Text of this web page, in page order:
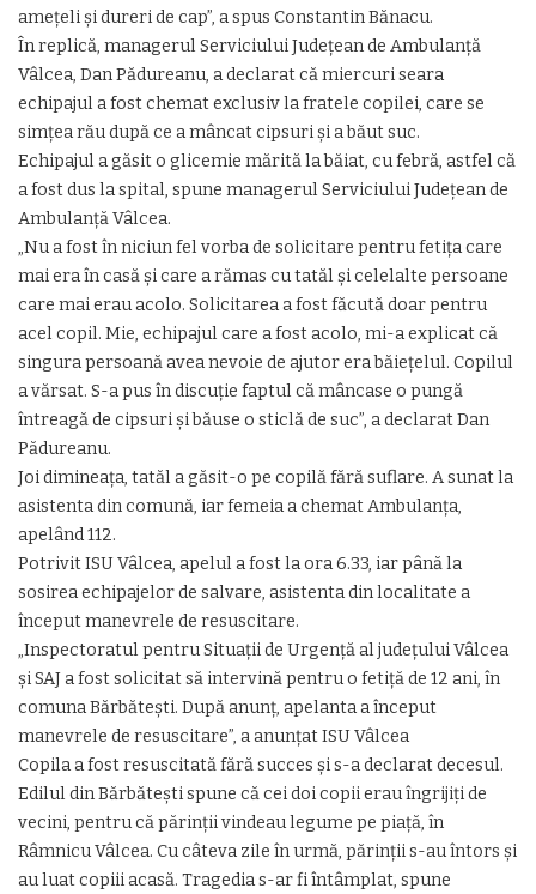
ameţeli şi dureri de cap”, a spus Constantin Bănacu.
În replică, managerul Serviciului Judeţean de Ambulanţă
Vâlcea, Dan Pădureanu, a declarat că miercuri seara
echipajul a fost chemat exclusiv la fratele copilei, care se
simţea rău după ce a mâncat cipsuri şi a băut suc.
Echipajul a găsit o glicemie mărită la băiat, cu febră, astfel că
a fost dus la spital, spune managerul Serviciului Judeţean de
Ambulanţă Vâlcea.
„Nu a fost în niciun fel vorba de solicitare pentru fetiţa care
mai era în casă şi care a rămas cu tatăl şi celelalte persoane
care mai erau acolo. Solicitarea a fost făcută doar pentru
acel copil. Mie, echipajul care a fost acolo, mi-a explicat că
singura persoană avea nevoie de ajutor era băieţelul. Copilul
a vărsat. S-a pus în discuţie faptul că mâncase o pungă
întreagă de cipsuri şi băuse o sticlă de suc”, a declarat Dan
Pădureanu.
Joi dimineaţa, tatăl a găsit-o pe copilă fără suflare. A sunat la
asistenta din comună, iar femeia a chemat Ambulanţa,
apelând 112.
Potrivit ISU Vâlcea, apelul a fost la ora 6.33, iar până la
sosirea echipajelor de salvare, asistenta din localitate a
început manevrele de resuscitare.
„Inspectoratul pentru Situaţii de Urgenţă al judeţului Vâlcea
şi SAJ a fost solicitat să intervină pentru o fetiţă de 12 ani, în
comuna Bărbăteşti. După anunţ, apelanta a început
manevrele de resuscitare”, a anunţat ISU Vâlcea
Copila a fost resuscitată fără succes și s-a declarat decesul.
Edilul din Bărbăteşti spune că cei doi copii erau îngrijiţi de
vecini, pentru că părinţii vindeau legume pe piaţă, în
Râmnicu Vâlcea. Cu câteva zile în urmă, părinţii s-au întors şi
au luat copiii acasă. Tragedia s-ar fi întâmplat, spune